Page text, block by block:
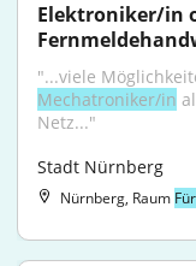
Elektroniker/in
Mechatroniker/in
Netz..."
Stadt Nürnberg
Nürnberg, Raum